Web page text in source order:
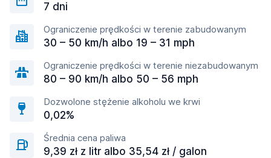
7 dni
Ograniczenie prędkości w terenie zabudowanym
30 – 50 km/h albo 19 – 31 mph
Ograniczenie prędkości w terenie niezabudowanym
80 – 90 km/h albo 50 – 56 mph
Dozwolone stężenie alkoholu we krwi
0,02%
Średnia cena paliwa
9,39 zł z litr albo 35,54 zł / galon